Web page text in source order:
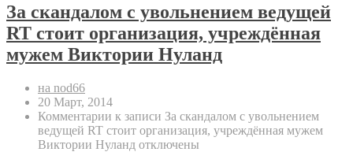
За скандалом с увольнением ведущей
RT стоит организация, учреждённая
мужем Виктории Нуланд
на nod66
20 Март, 2014
Комментарии к записи За скандалом с увольнением
ведущей RT стоит организация, учреждённая мужем
Виктории Нуланд отключены